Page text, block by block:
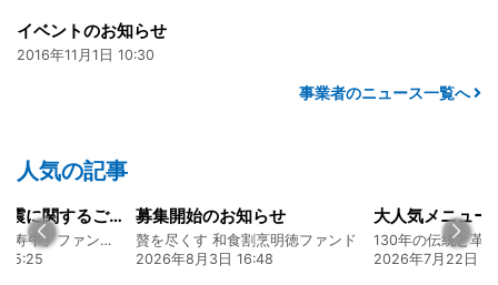
イベントのお知らせ
2016年11月1日 10:30
事業者のニュース一覧へ
人気の記事
令和8年熊本地震に関するご報告
熊本 あか牛「延寿牛」ファンド2026
15:25
募集開始のお知らせ
贅を尽くす 和食割烹明徳ファンド
2026年8月3日 16:48
2026年7月22日